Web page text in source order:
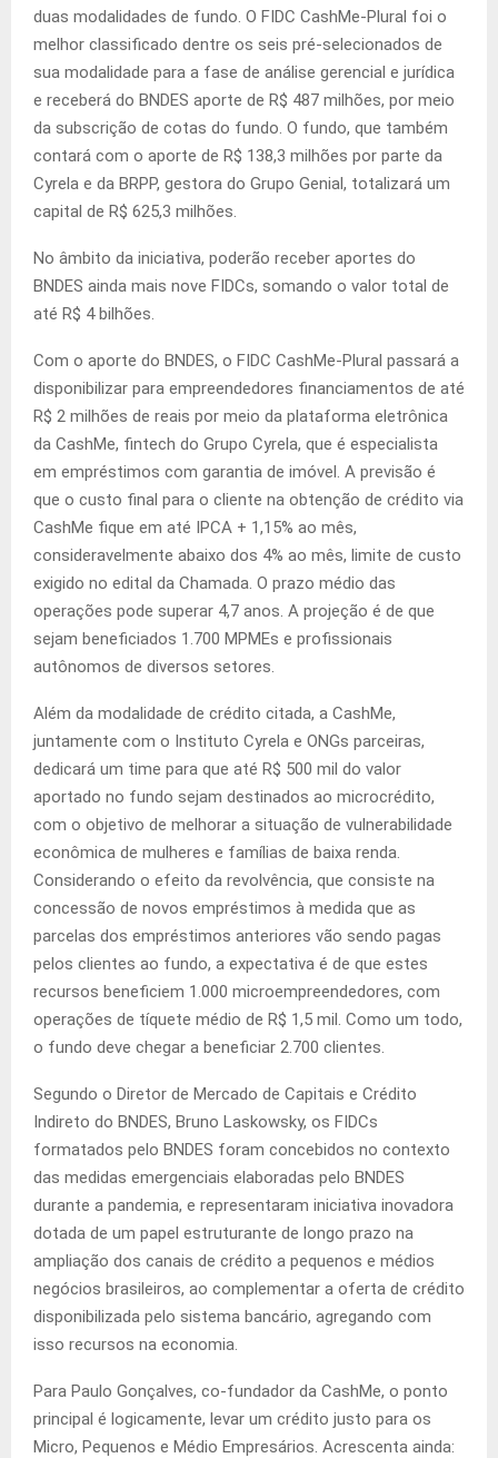
duas modalidades de fundo. O FIDC CashMe-Plural foi o
melhor classificado dentre os seis pré-selecionados de
sua modalidade para a fase de análise gerencial e jurídica
e receberá do BNDES aporte de R$ 487 milhões, por meio
da subscrição de cotas do fundo. O fundo, que também
contará com o aporte de R$ 138,3 milhões por parte da
Cyrela e da BRPP, gestora do Grupo Genial, totalizará um
capital de R$ 625,3 milhões.
No âmbito da iniciativa, poderão receber aportes do
BNDES ainda mais nove FIDCs, somando o valor total de
até R$ 4 bilhões.
Com o aporte do BNDES, o FIDC CashMe-Plural passará a
disponibilizar para empreendedores financiamentos de até
R$ 2 milhões de reais por meio da plataforma eletrônica
da CashMe, fintech do Grupo Cyrela, que é especialista
em empréstimos com garantia de imóvel. A previsão é
que o custo final para o cliente na obtenção de crédito via
CashMe fique em até IPCA + 1,15% ao mês,
consideravelmente abaixo dos 4% ao mês, limite de custo
exigido no edital da Chamada. O prazo médio das
operações pode superar 4,7 anos. A projeção é de que
sejam beneficiados 1.700 MPMEs e profissionais
autônomos de diversos setores.
Além da modalidade de crédito citada, a CashMe,
juntamente com o Instituto Cyrela e ONGs parceiras,
dedicará um time para que até R$ 500 mil do valor
aportado no fundo sejam destinados ao microcrédito,
com o objetivo de melhorar a situação de vulnerabilidade
econômica de mulheres e famílias de baixa renda.
Considerando o efeito da revolvência, que consiste na
concessão de novos empréstimos à medida que as
parcelas dos empréstimos anteriores vão sendo pagas
pelos clientes ao fundo, a expectativa é de que estes
recursos beneficiem 1.000 microempreendedores, com
operações de tíquete médio de R$ 1,5 mil. Como um todo,
o fundo deve chegar a beneficiar 2.700 clientes.
Segundo o Diretor de Mercado de Capitais e Crédito
Indireto do BNDES, Bruno Laskowsky, os FIDCs
formatados pelo BNDES foram concebidos no contexto
das medidas emergenciais elaboradas pelo BNDES
durante a pandemia, e representaram iniciativa inovadora
dotada de um papel estruturante de longo prazo na
ampliação dos canais de crédito a pequenos e médios
negócios brasileiros, ao complementar a oferta de crédito
disponibilizada pelo sistema bancário, agregando com
isso recursos na economia.
Para Paulo Gonçalves, co-fundador da CashMe, o ponto
principal é logicamente, levar um crédito justo para os
Micro, Pequenos e Médio Empresários. Acrescenta ainda: